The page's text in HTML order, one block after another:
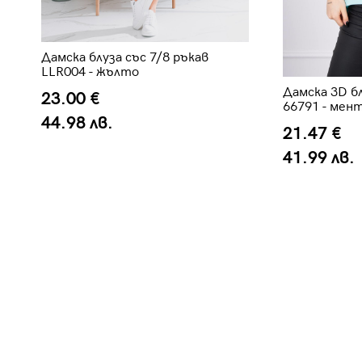
Дамска блуза със 7/8 ръкав
LLR004 - жълто
23.00 €
44.98 лв.
Дамска 3D
66791 -
21.47 €
41.99 лв.